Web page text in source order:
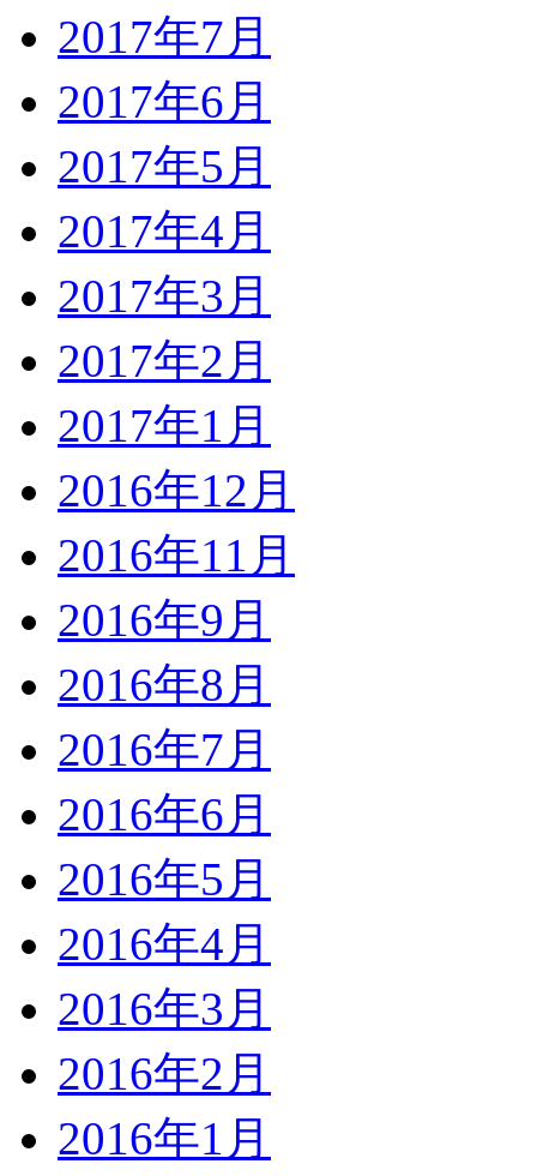
2017年7月
2017年6月
2017年5月
2017年4月
2017年3月
2017年2月
2017年1月
2016年12月
2016年11月
2016年9月
2016年8月
2016年7月
2016年6月
2016年5月
2016年4月
2016年3月
2016年2月
2016年1月